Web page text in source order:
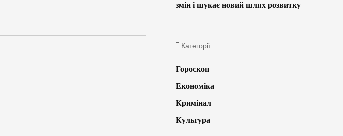
змін і шукає новий шлях розвитку
Категорії
Гороскоп
Економіка
Кримінал
Культура